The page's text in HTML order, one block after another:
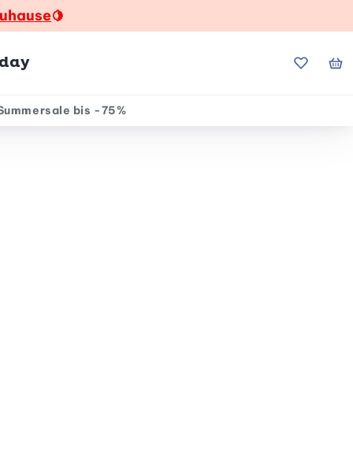
🍋
Meine
bis -75%